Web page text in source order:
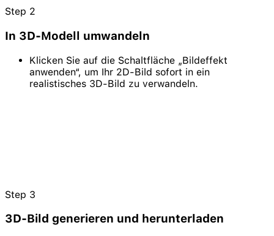
Step 2
In 3D-Modell umwandeln
Klicken Sie auf die Schaltfläche „Bildeffekt
anwenden“, um Ihr 2D-Bild sofort in ein
realistisches 3D-Bild zu verwandeln.
Step 3
3D-Bild generieren und herunterladen